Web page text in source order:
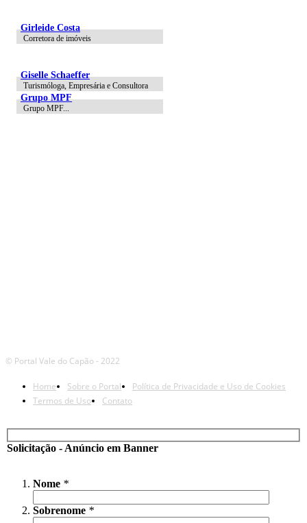
Girleide Costa
Corretora de imóveis
Giselle Schaeffer
Turismóloga, Empresária e Consultora
Grupo MPF
Grupo MPF...
© Portal Vale do Capão - 2022
Home Sobre o Portal
Política de Privacidade e Uso de Cookies
Termos de Uso
Contato
Solicitação - Anúncio em Banner
Nome *
Sobrenome *